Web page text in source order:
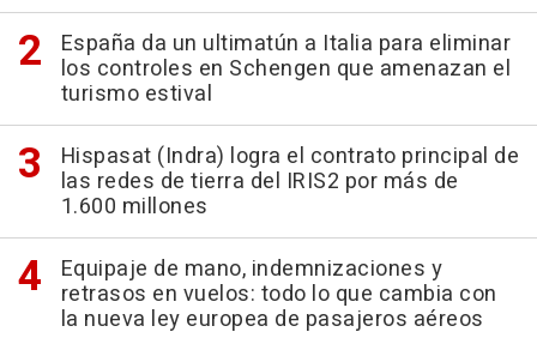
España da un ultimatún a Italia para eliminar
los controles en Schengen que amenazan el
turismo estival
Hispasat (Indra) logra el contrato principal de
las redes de tierra del IRIS2 por más de
1.600 millones
Equipaje de mano, indemnizaciones y
retrasos en vuelos: todo lo que cambia con
la nueva ley europea de pasajeros aéreos